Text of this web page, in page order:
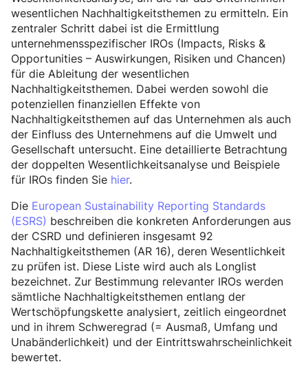
wesentlichen Nachhaltigkeitsthemen zu ermitteln. Ein
zentraler Schritt dabei ist die Ermittlung
unternehmensspezifischer IROs (Impacts, Risks &
Opportunities – Auswirkungen, Risiken und Chancen)
für die Ableitung der wesentlichen
Nachhaltigkeitsthemen. Dabei werden sowohl die
potenziellen finanziellen Effekte von
Nachhaltigkeitsthemen auf das Unternehmen als auch
der Einfluss des Unternehmens auf die Umwelt und
Gesellschaft untersucht. Eine detaillierte Betrachtung
der doppelten Wesentlichkeitsanalyse und Beispiele
für IROs finden Sie hier.
Die European Sustainability Reporting Standards
(ESRS) beschreiben die konkreten Anforderungen aus
der CSRD und definieren insgesamt 92
Nachhaltigkeitsthemen (AR 16), deren Wesentlichkeit
zu prüfen ist. Diese Liste wird auch als Longlist
bezeichnet. Zur Bestimmung relevanter IROs werden
sämtliche Nachhaltigkeitsthemen entlang der
Wertschöpfungskette analysiert, zeitlich eingeordnet
und in ihrem Schweregrad (= Ausmaß, Umfang und
Unabänderlichkeit) und der Eintrittswahrscheinlichkeit
bewertet.